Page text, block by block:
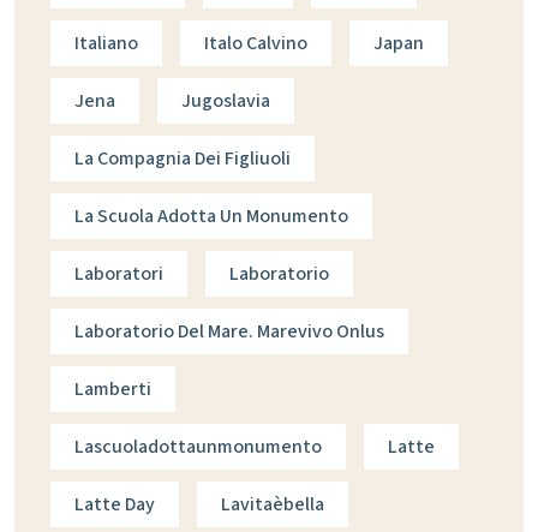
Italiano Italo Calvino Japan
Jena Jugoslavia
La Compagnia Dei Figliuoli
La Scuola Adotta Un Monumento
Laboratori Laboratorio
Laboratorio Del Mare. Marevivo Onlus
Lamberti
Lascuoladottaunmonumento Latte
Latte Day Lavitaèbella